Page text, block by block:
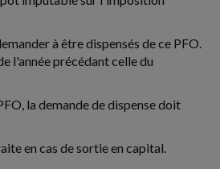
à être dispensés de ce PFO.
l'année précédant celle du
la demande de dispense doit
en cas de sortie en capital.